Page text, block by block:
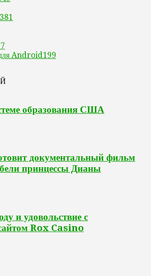
381
Android199
образования США
документальный фильм
принцессы Дианы
и удовольствие с
Rox Casino